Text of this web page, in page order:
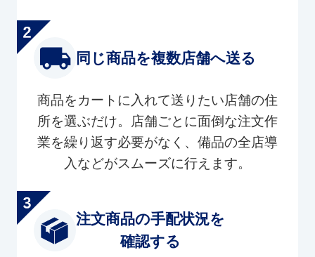
同じ商品を複数店舗へ送る
商品をカートに入れて送りたい店舗の住
所を選ぶだけ。店舗ごとに面倒な注文作
業を繰り返す必要がなく、備品の全店導
入などがスムーズに行えます。
注文商品の手配状況を
確認する